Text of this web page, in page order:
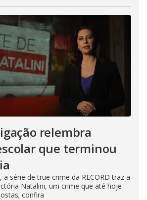
relembra
que terminou
a série de true crime da RECORD traz a
Natalini, um crime que até hoje
confira